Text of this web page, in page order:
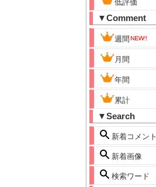
低評価
▼Comment
週間
月間
年間
累計
▼Search
新着コメント
新着画像
検索ワード